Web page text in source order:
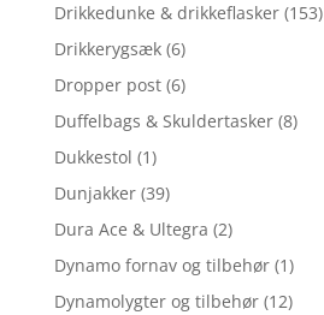
Drikkedunke & drikkeflasker (153)
Drikkerygsæk (6)
Dropper post (6)
Duffelbags & Skuldertasker (8)
Dukkestol (1)
Dunjakker (39)
Dura Ace & Ultegra (2)
Dynamo fornav og tilbehør (1)
Dynamolygter og tilbehør (12)